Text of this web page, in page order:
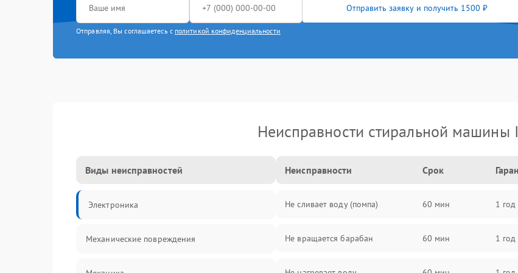
Отправить заявку и получить 1500 ₽
Отправляя, Вы соглашаетесь с политикой конфиденциальности
Неисправности стиральной машины
Виды неисправностей
Электроника
Механические повреждения
Неисправности Срок
Не сливает воду (помпа) 60 мин 1 год
Не вращается барабан 60 мин 1 год